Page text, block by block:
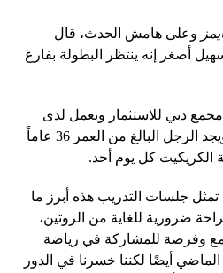
وعلى هامش الحدث، قال
أصغر إنه ينتظر البطولة بفارغ
دبي للاستثمار ويعمل لدى
شركة هوت باك كمشرف، ويجد الرجل البالغ من العمر 36 عاماً
الكريكيت كل يوم أحد.
جلسات التدريب هذه أبرز ما
ضرورية للغاية من الروتين،
وفرصة للمشاركة في رياضة
أيضًا لكننا خسرنا في الدور